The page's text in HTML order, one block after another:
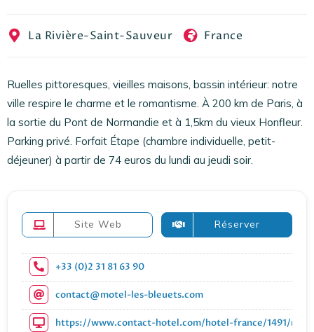
La Rivière-Saint-Sauveur France
Ruelles pittoresques, vieilles maisons, bassin intérieur: notre
ville respire le charme et le romantisme. À 200 km de Paris, à
la sortie du Pont de Normandie et à 1,5km du vieux Honfleur.
Parking privé. Forfait Étape (chambre individuelle, petit-
déjeuner) à partir de 74 euros du lundi au jeudi soir.
Site Web Réserver
+33 (0)2 31 81 63 90
contact@motel-les-bleuets.com
https://www.contact-hotel.com/hotel-france/1491/